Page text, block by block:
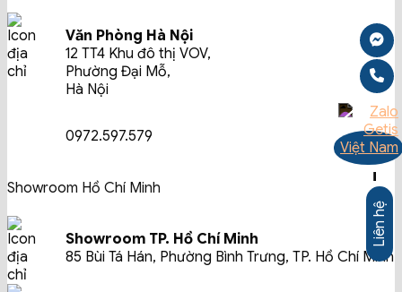
Liên hệ
Văn Phòng Hà Nội
12 TT4 Khu đô thị VOV,
Phường Đại Mỗ,
Hà Nội
0972.597.579
Showroom Hồ Chí Minh
Showroom TP. Hồ Chí Minh
85 Bùi Tá Hán, Phường Bình Trưng, TP. Hồ Chí Minh